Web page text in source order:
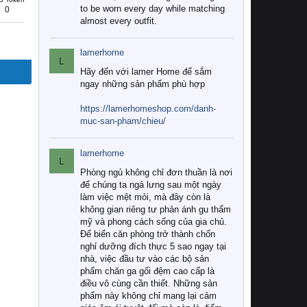
0
to be worn every day while matching
almost every outfit.
L
lamerhome
Hãy đến với lamer Home để sắm
ngay những sản phẩm phù hợp
https://lamerhomeshop.com/danh-
muc-san-pham/chieu/
L
lamerhome
Phòng ngủ không chỉ đơn thuần là nơi
để chúng ta ngả lưng sau một ngày
làm việc mệt mỏi, mà đây còn là
không gian riêng tư phản ánh gu thẩm
mỹ và phong cách sống của gia chủ.
Để biến căn phòng trở thành chốn
nghỉ dưỡng đích thực 5 sao ngay tại
nhà, việc đầu tư vào các bộ sản
phẩm chăn ga gối đệm cao cấp là
điều vô cùng cần thiết. Những sản
phẩm này không chỉ mang lại cảm